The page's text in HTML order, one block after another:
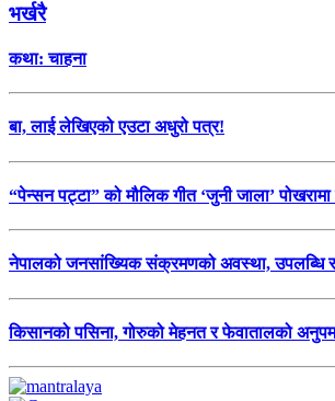
भर्खरै
कथा: चाहना
बा, लाई लेखिएको एउटा अधुरो पत्र!
“पेन्सन पट्टा” को मौलिक गीत ‘जुनी जाला’
नेपालको जनसांख्यिक संक्रमणको अवस्था, उपलब्धि
किसानको पसिना, गोरुको मेहनत र फेवातालको अनुपम